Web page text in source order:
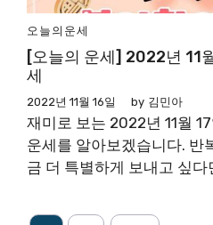
오늘의운세
[오늘의 운세] 2022년 11
세
2022년 11월 16일 by 김민아
재미로 보는 2022년 11월
운세를 알아보겠습니다. 반
금 더 특별하게 보내고 싶다